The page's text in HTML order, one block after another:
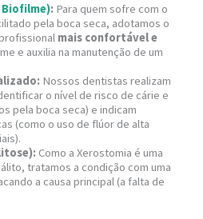
Biofilme): Para quem sofre com o
pela boca seca, adotamos o
mais confortável e
e auxilia na manutenção de um
Nossos dentistas realizam
o nível de risco de cárie e
pela boca seca) e indicam
(como o uso de flúor de alta
Como a Xerostomia é uma
tratamos a condição com uma
a causa principal (a falta de